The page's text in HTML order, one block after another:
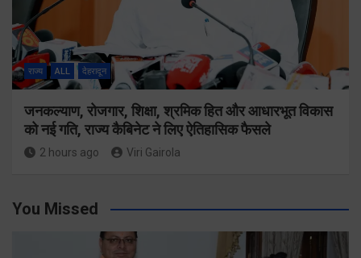
राज्य ALL देहरादून
जनकल्याण, रोजगार, शिक्षा, श्रमिक हित और आधारभूत विकास
को नई गति, राज्य कैबिनेट ने लिए ऐतिहासिक फैसले
2 hours ago Viri Gairola
You Missed